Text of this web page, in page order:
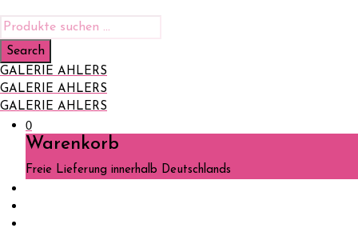
GALERIE AHLERS
GALERIE AHLERS
GALERIE AHLERS
0
Warenkorb
Freie Lieferung innerhalb Deutschlands